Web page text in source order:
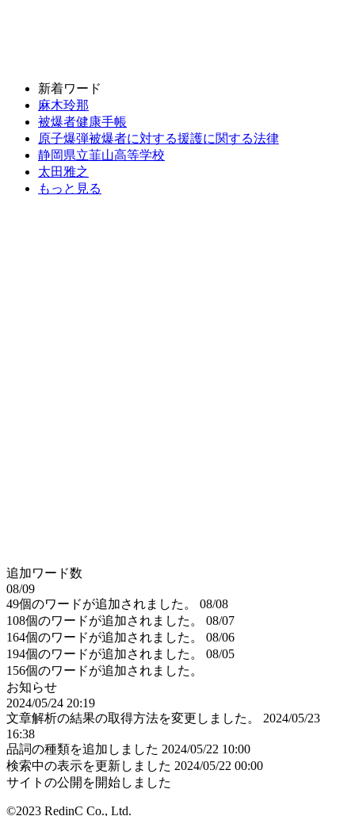
新着ワード
麻木玲那
被爆者健康手帳
原子爆弾被爆者に対する援護に関する法律
静岡県立韮山高等学校
太田雅之
もっと見る
追加ワード数
08/09
49個のワードが追加されました。
08/08
108個のワードが追加されました。
08/07
164個のワードが追加されました。
08/06
194個のワードが追加されました。
08/05
156個のワードが追加されました。
お知らせ
2024/05/24 20:19
文章解析の結果の取得方法を変更しました。
2024/05/23
16:38
品詞の種類を追加しました 2024/05/22 10:00
検索中の表示を更新しました 2024/05/22 00:00
サイトの公開を開始しました
©2023 RedinC Co., Ltd.